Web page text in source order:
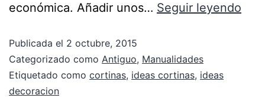
económica. Añadir unos… Seguir leyendo
Publicada el 2 octubre, 2015
Categorizado como Antiguo, Manualidades
Etiquetado como cortinas, ideas cortinas, ideas
decoracion